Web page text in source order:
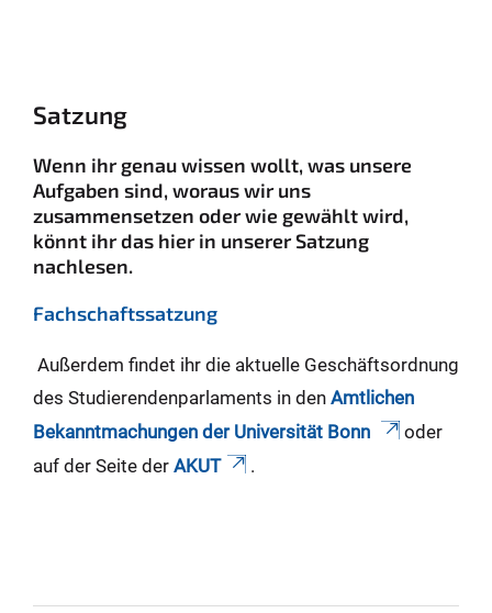
Satzung
Wenn ihr genau wissen wollt, was unsere
Aufgaben sind, woraus wir uns
zusammensetzen oder wie gewählt wird,
könnt ihr das hier in unserer Satzung
nachlesen.
Fachschaftssatzung
Außerdem findet ihr die aktuelle Geschäftsordnung
des Studierendenparlaments in den Amtlichen
Bekanntmachungen der Universität Bonn
oder
auf der Seite der AKUT .